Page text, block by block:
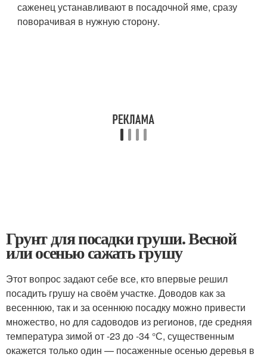
саженец устанавливают в посадочной яме, сразу
поворачивая в нужную сторону.
Грунт для посадки груши. Весной
или осенью сажать грушу
Этот вопрос задают себе все, кто впервые решил
посадить грушу на своём участке. Доводов как за
весеннюю, так и за осеннюю посадку можно привести
множество, но для садоводов из регионов, где средняя
температура зимой от -23 до -34 °С, существенным
окажется только один — посаженные осенью деревья в